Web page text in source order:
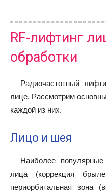
RF-лифтинг
обработки
Радиочастотный
лице. Рассмотрим
каждой из них.
Лицо и шея
Наиболее
лица (коррекция
периорбитальная зона